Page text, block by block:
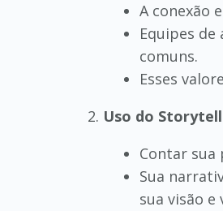
A conexão
Equipes
comuns.
Esses
Uso do
Contar
Sua
sua visão e